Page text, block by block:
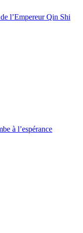
l’Empereur Qin Shi
à l’espérance